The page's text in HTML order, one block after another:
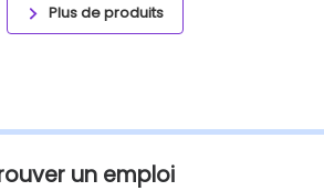
Plus de produits
un emploi